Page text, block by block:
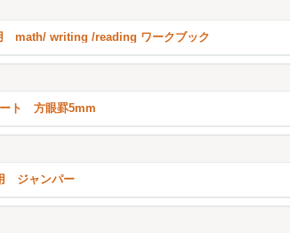
math/ writing /reading ワークブック
ト 方眼罫5mm
ジャンパー